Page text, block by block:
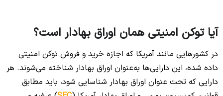
آیا توکن امنیتی همان اوراق بهادار است؟
در کشورهایی مانند آمریکا که اجازه خرید و فروش توکن امنیتی
داده شده، این دارایی‌ها به‌عنوان اوراق بهادار شناخته می‌شوند. هر
دارایی که تحت عنوان اوراق بهادار شناسایی شود، باید مطابق